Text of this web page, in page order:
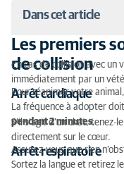
Dans cet article
Les premiers
Les premiers
Les premiers
Les premiers
Les premiers
Les premiers
de collision
En cas de collision avec un
immédiatement par un
Arrêt cardiaque
Pour réanimer votre
La fréquence à adopter
pendant 2 minutes.
S’il s’agit d’un chat, tenez-
directement sur le cœur.
Arrêt respiratoire
Assurez-vous que rien
Sortez la langue et retirez